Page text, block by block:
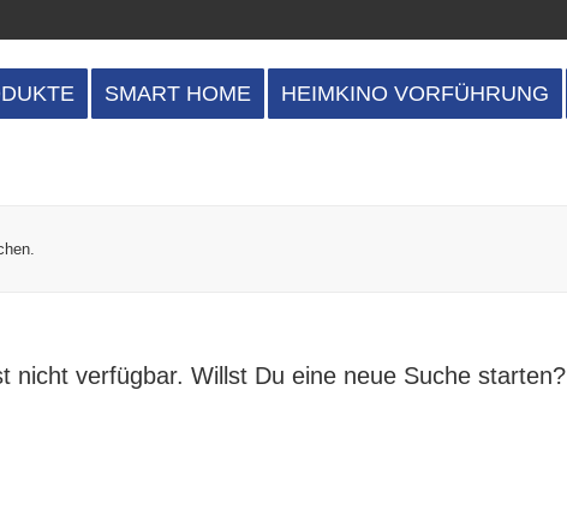
SMART HOME HEIMKINO VORFÜHRUNG
nicht verfügbar. Willst Du eine neue Suche starten?